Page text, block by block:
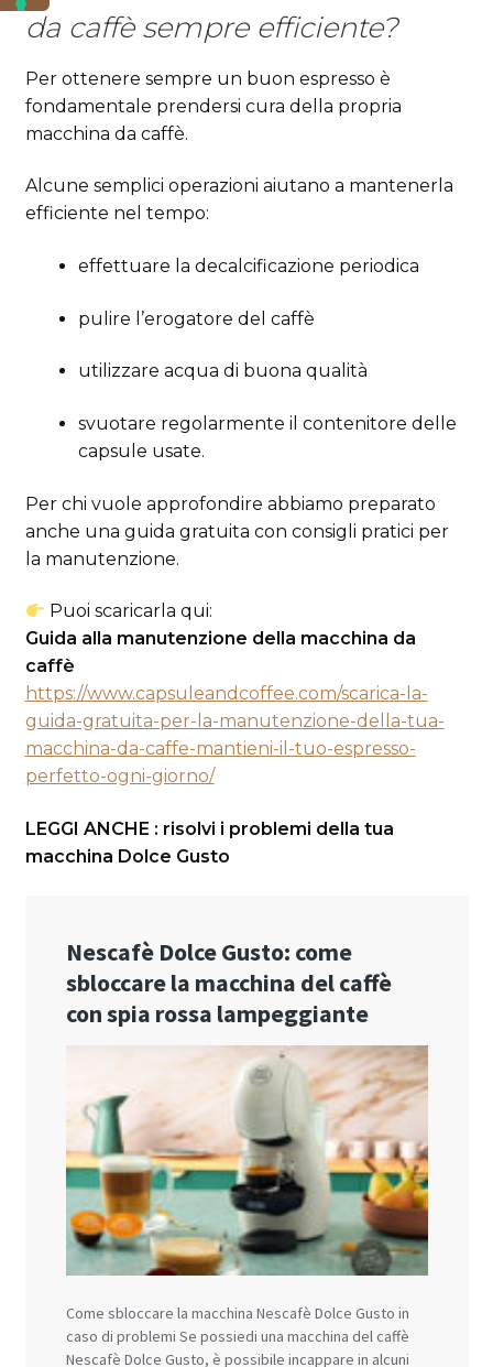
da caffè sempre efficiente?
Per ottenere sempre un buon espresso è
fondamentale prendersi cura della propria
macchina da caffè.
Alcune semplici operazioni aiutano a mantenerla
efficiente nel tempo:
effettuare la decalcificazione periodica
pulire l’erogatore del caffè
utilizzare acqua di buona qualità
svuotare regolarmente il contenitore delle
capsule usate.
Per chi vuole approfondire abbiamo preparato
anche una guida gratuita con consigli pratici per
la manutenzione.
Puoi scaricarla qui:
Guida alla manutenzione della macchina da
caffè
https://www.capsuleandcoffee.com/scarica-la-
guida-gratuita-per-la-manutenzione-della-tua-
macchina-da-caffe-mantieni-il-tuo-espresso-
perfetto-ogni-giorno/
LEGGI ANCHE : risolvi i problemi della tua
macchina Dolce Gusto